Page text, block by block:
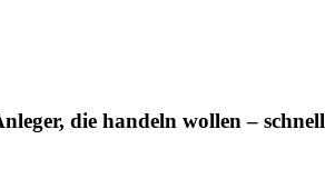
die handeln wollen – schnell